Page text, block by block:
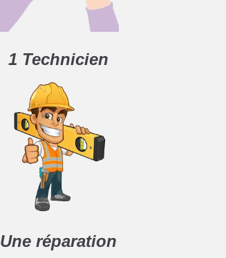
1 Technicien
Une réparation